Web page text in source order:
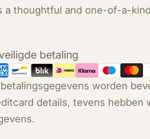
a thoughtful and one-of-a-
betaling
worden
details, tevens hebben